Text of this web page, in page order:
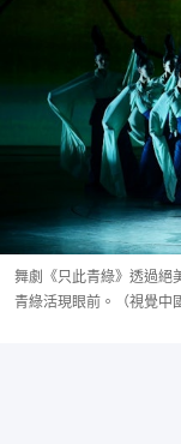
舞劇《只此青綠》透過絕
青綠活現眼前。（視覺中